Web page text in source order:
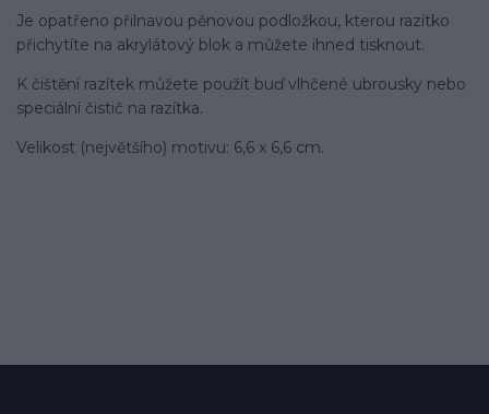
Je opatřeno přilnavou pěnovou podložkou, kterou razítko
přichytíte na akrylátový blok a můžete ihned tisknout.
K čištění razítek můžete použít buď vlhčené ubrousky nebo
speciální čistič na razítka.
Velikost (největšího) motivu: 6,6 x 6,6 cm.